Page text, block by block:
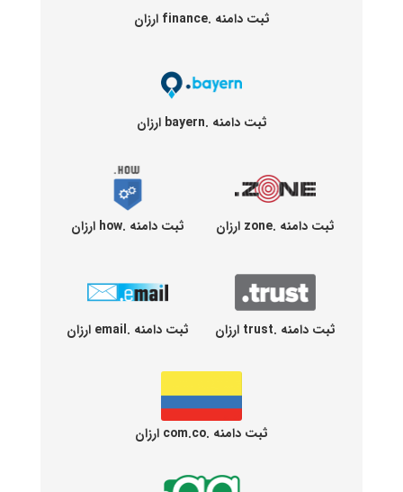
ثبت دامنه .finance ارزان
ثبت دامنه .bayern ارزان
ثبت دامنه .zone ارزان ثبت دامنه .how ارزان
ثبت دامنه .trust ارزان ثبت دامنه .email ارزان
ثبت دامنه .com.co ارزان